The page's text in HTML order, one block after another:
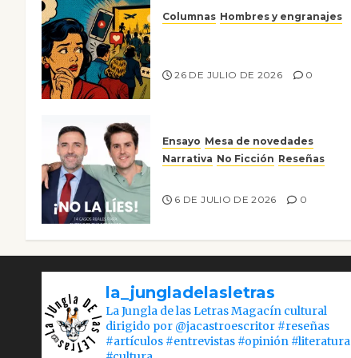
Columnas Hombres y engranajes
26 DE JULIO DE 2026 0
Ensayo Mesa de novedades
Narrativa No Ficción Reseñas
6 DE JULIO DE 2026 0
la_jungladelasletras
La Jungla de las Letras Magacín cultural
dirigido por @jacastroescritor #reseñas
#artículos #entrevistas #opinión #literatura